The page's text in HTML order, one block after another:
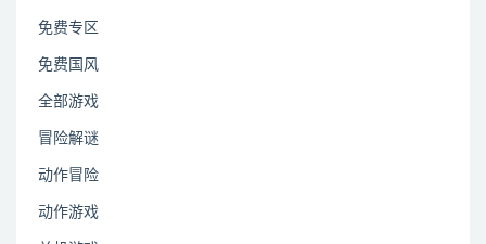
免费专区
免费国风
全部游戏
冒险解谜
动作冒险
动作游戏